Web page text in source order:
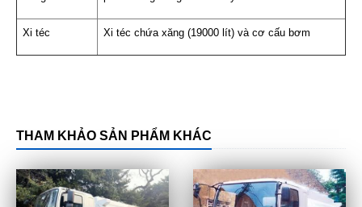
Xi téc Xi téc chứa xăng (19000 lít) và cơ cấu bơm
THAM KHẢO SẢN PHẨM KHÁC